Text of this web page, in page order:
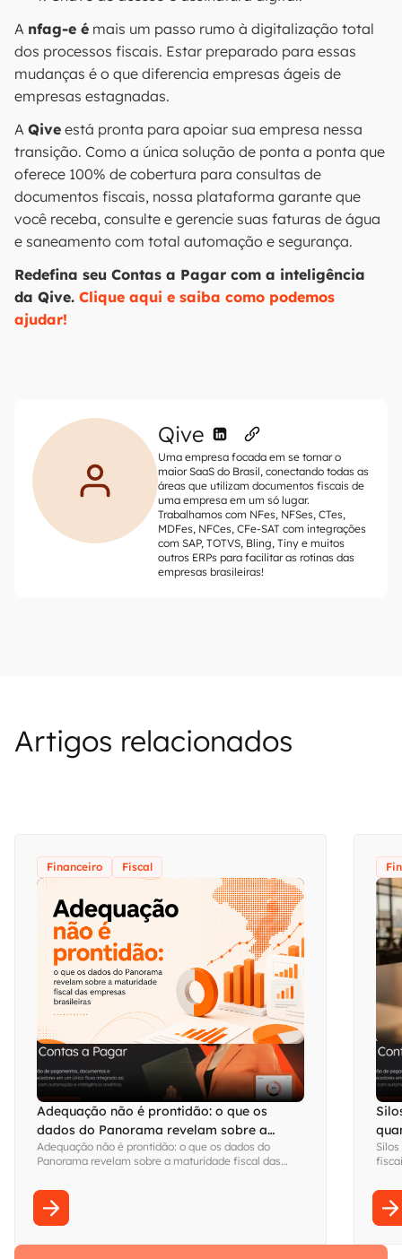
A nfag-e é mais um passo rumo à digitalização total
dos processos fiscais. Estar preparado para essas
mudanças é o que diferencia empresas ágeis de
empresas estagnadas.
A Qive está pronta para apoiar sua empresa nessa
transição. Como a única solução de ponta a ponta que
oferece 100% de cobertura para consultas de
documentos fiscais, nossa plataforma garante que
você receba, consulte e gerencie suas faturas de água
e saneamento com total automação e segurança.
Redefina seu Contas a Pagar com a inteligência
da Qive. Clique aqui e saiba como podemos
ajudar!
Qive
Uma empresa focada em se tornar o
maior SaaS do Brasil, conectando todas as
áreas que utilizam documentos fiscais de
uma empresa em um só lugar.
Trabalhamos com NFes, NFSes, CTes,
MDFes, NFCes, CFe-SAT com integrações
com SAP, TOTVS, Bling, Tiny e muitos
outros ERPs para facilitar as rotinas das
empresas brasileiras!
Artigos relacionados
Financeiro Fiscal
Adequação não é prontidão: o que os
dados do Panorama revelam sobre a
maturidade fiscal das empresas brasileiras
Adequação não é prontidão: o que os dados do
Panorama revelam sobre a maturidade fiscal das
sem